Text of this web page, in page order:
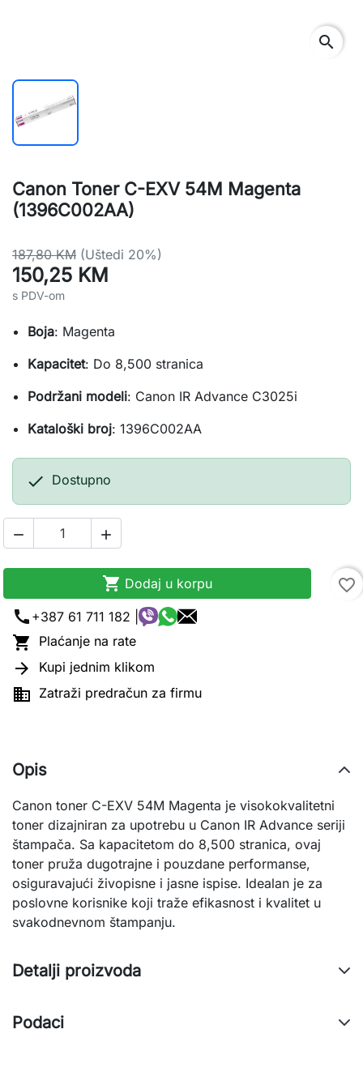
search
Canon Toner C-EXV 54M Magenta
(1396C002AA)
187,80 KM (Uštedi 20%)
150,25 KM
s PDV-om
Boja: Magenta
Kapacitet: Do 8,500 stranica
Podržani modeli: Canon IR Advance C3025i
Kataloški broj: 1396C002AA
 Dostupno
 
 Dodaj u korpu
favorite_border
call +387 61 711 182 |
 Plaćanje na rate
 Kupi jednim klikom
 Zatraži predračun za firmu
Opis
Canon toner C-EXV 54M Magenta je visokokvalitetni
toner dizajniran za upotrebu u Canon IR Advance seriji
štampača. Sa kapacitetom do 8,500 stranica, ovaj
toner pruža dugotrajne i pouzdane performanse,
osiguravajući živopisne i jasne ispise. Idealan je za
poslovne korisnike koji traže efikasnost i kvalitet u
svakodnevnom štampanju.
Detalji proizvoda
Podaci